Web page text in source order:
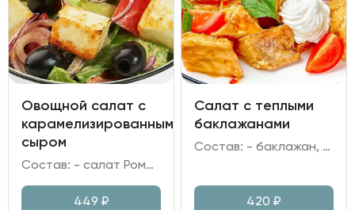
Овощной салат с
карамелизированным
сыром
Состав: - салат Романо; - огурец; перец болгарский; помидор; лук красный; - оливки/маслины; - сыр Фета; сахар; - заправка медово-горчичная.
449 ₽
Салат с теплыми
баклажанами
Состав: - баклажан, томаты черри, лук зелёный; - мусс на греческом йогурте; - кинза, кунжут; - соус на основе сладкого чили, унаги, шрирачи и соевого соуса с добавлением кунжутного масла и сока лимона.
420 ₽